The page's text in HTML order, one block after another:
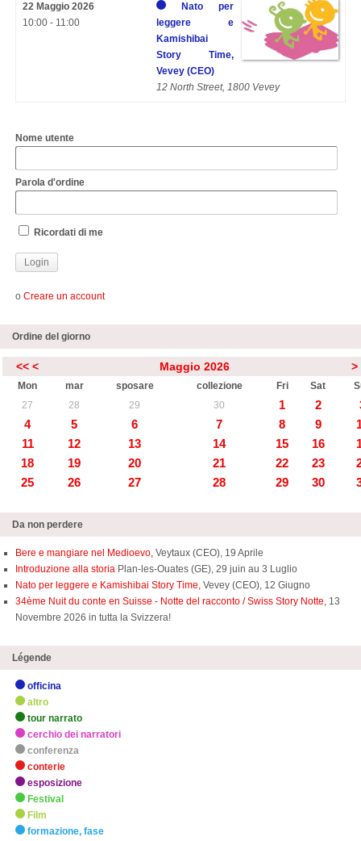
22 Maggio 2026
10:00 - 11:00
Nato per
leggere e
Kamishibai
Story Time,
Vevey (CEO)
12 North Street, 1800 Vevey
Nome utente
Parola d'ordine
Ricordati di me
o Creare un account
Ordine del giorno
<< < Maggio 2026 >
Mon mar sposare collezione Fri Sat
27
28 29 30 1 2
4
5 6 7 8 9
11
12 13 14 15 16
18
19 20 21 22 23
25
26 27 28 29 30
Da non perdere
Bere e mangiare nel Medioevo, Veytaux (CEO), 19 Aprile
Introduzione alla storia Plan-les-Ouates (GE), 29 juin au 3 Luglio
Nato per leggere e Kamishibai Story Time, Vevey (CEO), 12 Giugno
34ème Nuit du conte en Suisse - Notte del racconto / Swiss Story Notte, 13
Novembre 2026 in tutta la Svizzera!
Légende
officina
altro
tour narrato
cerchio dei narratori
conferenza
conterie
esposizione
Festival
Film
formazione, fase